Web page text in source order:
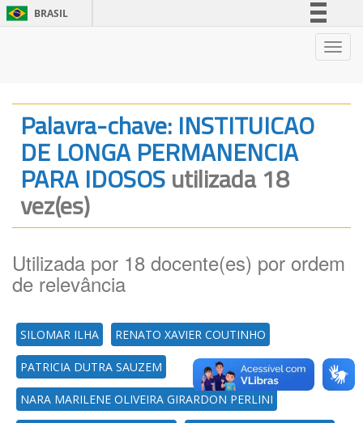
BRASIL
Legislação
Canais
Palavra-chave: INSTITUICAO
DE LONGA PERMANENCIA
PARA IDOSOSutilizada 18
vez(es)
Utilizada por 18 docente(es) por ordem
de relevância
SILOMAR ILHA RENATO XAVIER COUTINHO
PATRICIA DUTRA SAUZEM
NARA MARILENE OLIVEIRA GIRARDON PERLINI